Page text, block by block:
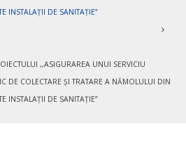
INSTALAȚII DE SANITAȚIE”
,,ASIGURAREA UNUI SERVICIU
DE COLECTARE ȘI TRATARE A NĂMOLULUI DIN
INSTALAȚII DE SANITAȚIE”